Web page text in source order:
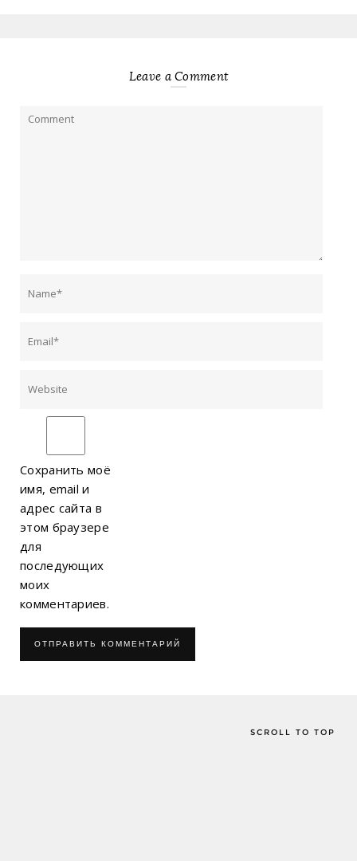
Leave a Comment
Сохранить моё
имя, email и
адрес сайта в
этом браузере
для
последующих
моих
комментариев.
SCROLL TO TOP